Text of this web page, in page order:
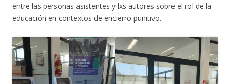
entre las personas asistentes y lxs autores sobre el rol de la
educación en contextos de encierro punitivo.